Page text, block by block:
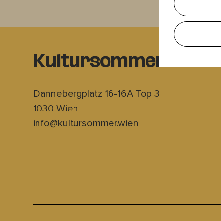
Kultursommer Wien
Dannebergplatz 16-16A Top 3
1030 Wien
info@kultursommer.wien